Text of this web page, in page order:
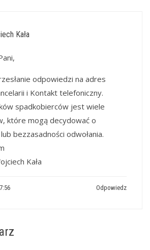
Kała
odpowiedzi na adres
i Kontakt telefoniczny.
spadkobierców jest wiele
które mogą decydować o
bezzasadności odwołania.
Kała
Odpowiedz